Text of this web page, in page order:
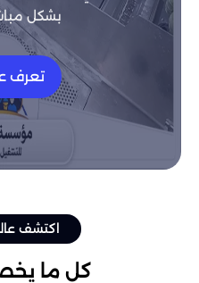
بشكل
تعرف
اكتشف
كل ما